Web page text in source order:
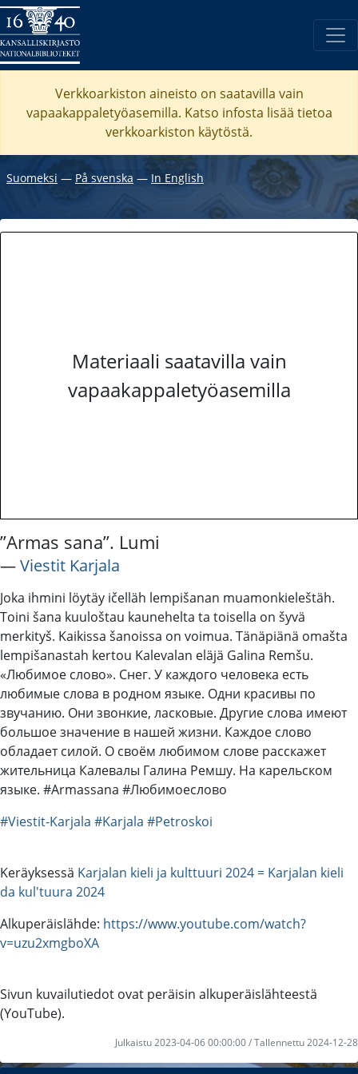
Verkkoarkiston aineisto on saatavilla vain
vapaakappaletyöasemilla. Katso infosta lisää tietoa
verkkoarkiston käytöstä.
Suomeksi ― På svenska ― In English
Materiaali saatavilla vain
vapaakappaletyöasemilla
”Armas sana”. Lumi
―Viestit Karjala
Joka ihmini löytäy ičelläh lempišanan muamonkieleštäh.
Toini šana kuuloštau kaunehelta ta toisella on šyvä
merkityš. Kaikissa šanoissa on voimua. Tänäpiänä omašta
lempišanastah kertou Kalevalan eläjä Galina Remšu.
«Любимое слово». Снег. У каждого человека есть
любимые слова в родном языке. Одни красивы по
звучанию. Они звонкие, ласковые. Другие слова имеют
большое значение в нашей жизни. Каждое слово
обладает силой. О своём любимом слове расскажет
жительница Калевалы Галина Ремшу. На карельском
языке. #Armassana #Любимоеслово
#Viestit-Karjala #Karjala #Petroskoi
Keräyksessä Karjalan kieli ja kulttuuri 2024 = Karjalan kieli
da kul'tuura 2024
Alkuperäislähde: https://www.youtube.com/watch?
v=uzu2xmgboXA
Sivun kuvailutiedot ovat peräisin alkuperäislähteestä
(YouTube).
Julkaistu 2023-04-06 00:00:00 / Tallennettu 2024-12-28